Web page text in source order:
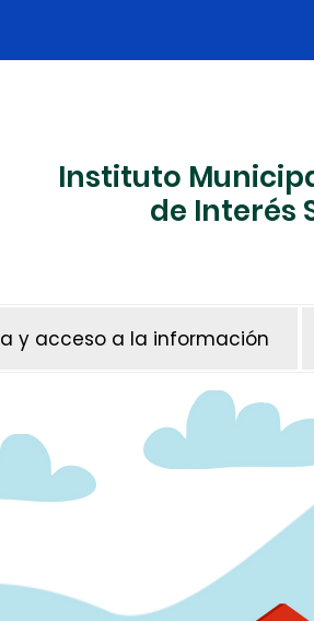
Instituto
de Interés
y acceso a la información